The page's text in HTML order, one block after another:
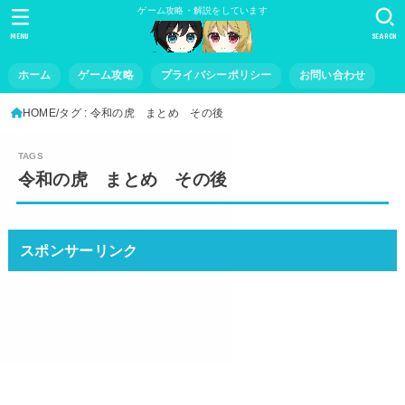
ゲーム攻略・解説をしています
ホーム ゲーム攻略 プライバシーポリシー お問い合わせ
SEARCH
MENU
HOME タグ : 令和の虎 まとめ その後
令和の虎 まとめ その後
スポンサーリンク